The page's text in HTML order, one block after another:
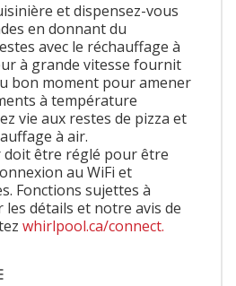
et dispensez-vous
en donnant du
avec le réchauffage à
à grande vitesse fournit
bon moment pour amener
à température
vie aux restes de pizza et
à air.
doit être réglé pour être
au WiFi et
Fonctions sujettes à
les détails et notre avis de
whirlpool.ca/connect.